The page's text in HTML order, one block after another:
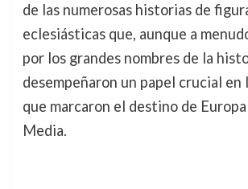
de las numerosas historias de
eclesiásticas que, aunque a
por los grandes nombres de la
desempeñaron un papel crucial en
que marcaron el destino de
Media.